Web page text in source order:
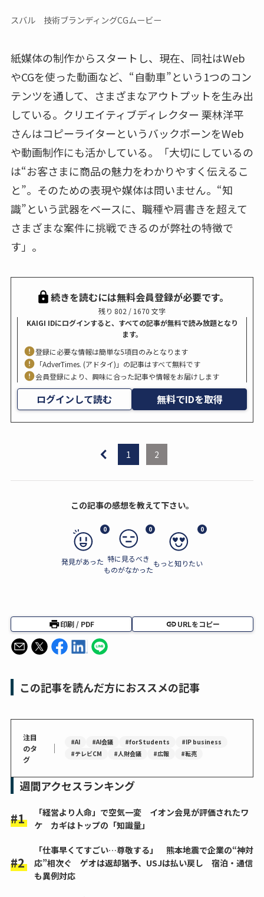
スバル 技術ブランディングCGムービー
紙媒体の制作からスタートし、現在、同社はWeb
やCGを使った動画など、“自動車”という1つのコン
テンツを通して、さまざまなアウトプットを生み出
している。クリエイティブディレクター 栗林洋平
さんはコピーライターというバックボーンをWeb
や動画制作にも活かしている。「大切にしているの
は“お客さまに商品の魅力をわかりやすく伝えるこ
と”。そのための表現や媒体は問いません。“知
識”という武器をベースに、職種や肩書きを超えて
さまざまな案件に挑戦できるのが弊社の特徴で
す」。
続きを読むには無料会員登録が必要です。
残り 802 / 1670 文字
KAIGI IDにログインすると、すべての記事が無料で読み放題となり
ます。
登録に必要な情報は簡単な5項目のみとなります
「AdverTimes. (アドタイ)」の記事はすべて無料です
会員登録により、興味に合った記事や情報をお届けします
ログインして読む 無料でIDを取得
1 2
この記事の感想を教えて下さい。
0
発見があった
0
特に見るべき
ものがなかった
0
もっと知りたい
印刷 / PDF URLをコピー
この記事を読んだ方におススメの記事
注目
のタ
グ
｜ #AI #AI会議 #forStudents
#IP business
#テレビCM
#人財会議 #広報 #転売
週間アクセスランキング
「経営より人命」で空気一変 イオン会見が評価されたワ
ケ カギはトップの「知識量」
「仕事早くてすごい…尊敬する」 熊本地震で企業の“神対
応”相次ぐ ゲオは返却猶予、USJは払い戻し 宿泊・通信
も異例対応